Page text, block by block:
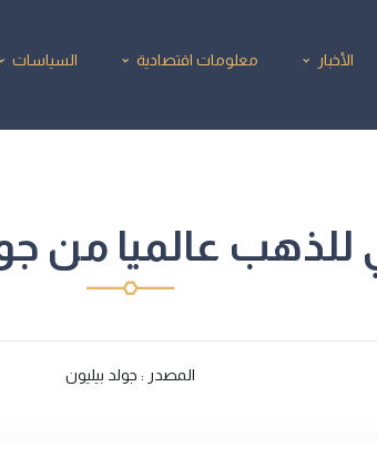
الأخبار معلومات اقتصادية السياسات
عالميا من جولد
المصدر : جولد بيليون